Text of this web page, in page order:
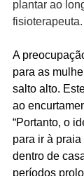
plantar ao
fisioterapeuta.
A
para as
salto alto.
ao
“Portanto, o
para ir à
dentro de
períodos